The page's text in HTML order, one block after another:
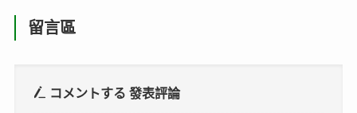
留言區
コメントする發表評論